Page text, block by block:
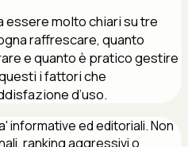
essere molto chiari su tre
raffrescare, quanto
e quanto è pratico gestire
i fattori che
d’uso.
informative ed editoriali. Non
ranking aggressivi o